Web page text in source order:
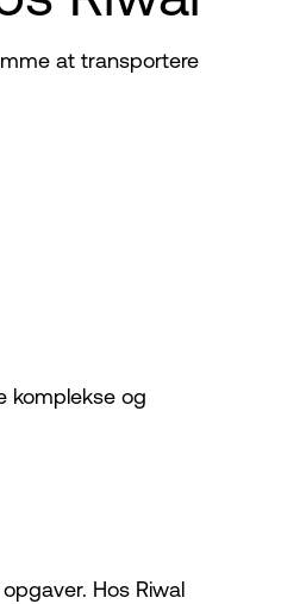
at transportere
komplekse og
Hos Riwal